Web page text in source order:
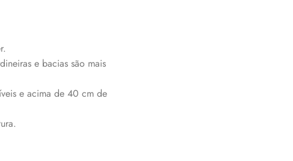
e bacias são mais
e acima de 40 cm de